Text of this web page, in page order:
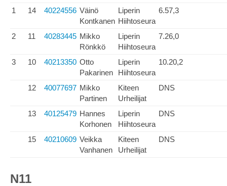
1 14 40224556 Väinö
Kontkanen
Liperin
Hiihtoseura
6.57,3
2 11 40283445 Mikko
Rönkkö
Liperin
Hiihtoseura
7.26,0
3 10 40213350 Otto
Pakarinen
Liperin
Hiihtoseura
10.20,2
12 40077697 Mikko
Partinen
Kiteen
Urheilijat
DNS
13 40125479 Hannes
Korhonen
Liperin
Hiihtoseura
DNS
15 40210609 Veikka
Vanhanen
Kiteen
Urheilijat
DNS
N11